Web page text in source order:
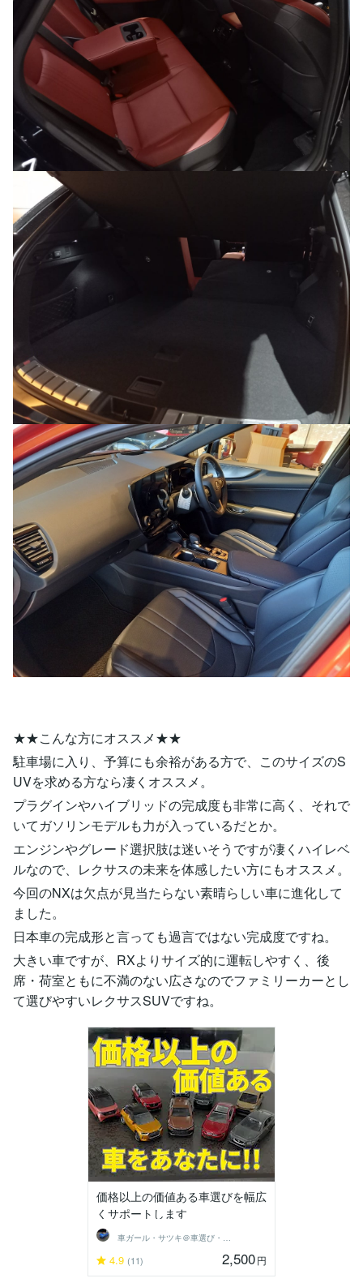
★★こんな方にオススメ★★
駐車場に入り、予算にも余裕がある方で、このサイズのS
UVを求める方なら凄くオススメ。
プラグインやハイブリッドの完成度も非常に高く、それで
いてガソリンモデルも力が入っているだとか。
エンジンやグレード選択肢は迷いそうですが凄くハイレベ
ルなので、レクサスの未来を体感したい方にもオススメ。
今回のNXは欠点が見当たらない素晴らしい車に進化して
ました。
日本車の完成形と言っても過言ではない完成度ですね。
大きい車ですが、RXよりサイズ的に運転しやすく、後
席・荷室ともに不満のない広さなのでファミリーカーとし
て選びやすいレクサスSUVですね。
価格以上の価値ある車選びを幅広
くサポートします
車ガール・サツキ＠車選び・購入サポート
4.9 (11) 2,500円